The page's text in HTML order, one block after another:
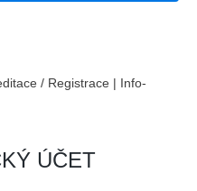
/ Registrace | Info-
ÚČET